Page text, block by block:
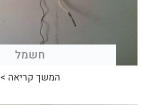
חשמל
המשך קריאה >